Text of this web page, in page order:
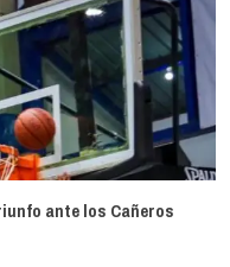
ante los Cañeros